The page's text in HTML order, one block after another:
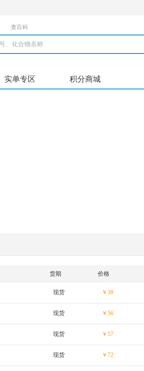
查百科
实单专区 积分商城
货期 价格
现货 ￥38
现货 ￥56
现货 ￥57
现货 ￥72